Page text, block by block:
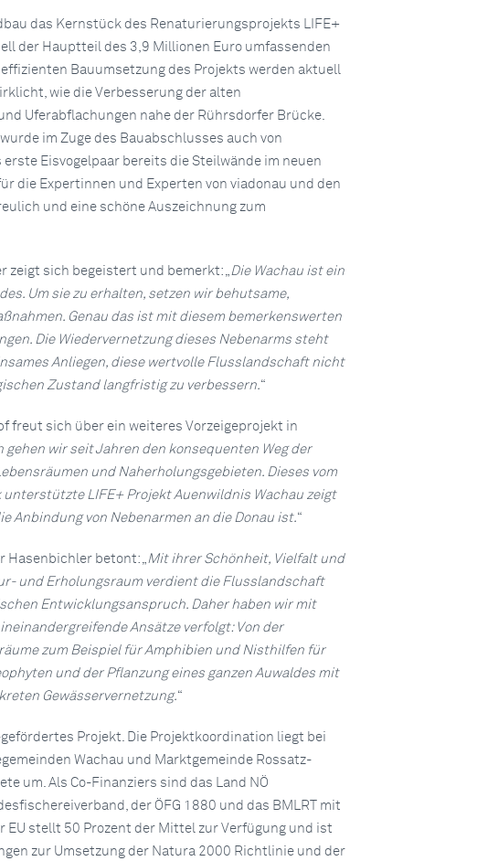
das Kernstück des Renaturierungsprojekts LIFE+
der Hauptteil des 3,9 Millionen Euro umfassenden
Bauumsetzung des Projekts werden aktuell
wie die Verbesserung der alten
Uferabflachungen nahe der Rührsdorfer Brücke.
im Zuge des Bauabschlusses auch von
Eisvogelpaar bereits die Steilwände im neuen
die Expertinnen und Experten von viadonau und den
und eine schöne Auszeichnung zum
zeigt sich begeistert und bemerkt: „Die Wachau ist ein
Um sie zu erhalten, setzen wir behutsame,
Genau das ist mit diesem bemerkenswerten
Die Wiedervernetzung dieses Nebenarms steht
Anliegen, diese wertvolle Flusslandschaft nicht
Zustand langfristig zu verbessern.“
freut sich über ein weiteres Vorzeigeprojekt in
wir seit Jahren den konsequenten Weg der
und Naherholungsgebieten. Dieses vom
LIFE+ Projekt Auenwildnis Wachau zeigt
Anbindung von Nebenarmen an die Donau ist.“
Hasenbichler betont: „Mit ihrer Schönheit, Vielfalt und
und Erholungsraum verdient die Flusslandschaft
Entwicklungsanspruch. Daher haben wir mit
Ansätze verfolgt: Von der
zum Beispiel für Amphibien und Nisthilfen für
und der Pflanzung eines ganzen Auwaldes mit
Gewässervernetzung.“
Projekt. Die Projektkoordination liegt bei
Wachau und Marktgemeinde Rossatz-
um. Als Co-Finanziers sind das Land NÖ
der ÖFG 1880 und das BMLRT mit
EU stellt 50 Prozent der Mittel zur Verfügung und ist
zur Umsetzung der Natura 2000 Richtlinie und der